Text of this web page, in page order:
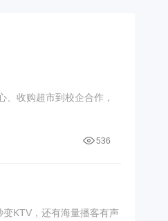
收购超市到校企合作，
536
KTV，还有海量播客有声